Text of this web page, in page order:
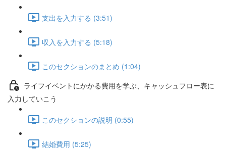
支出を入力する (3:51)
収入を入力する (5:18)
このセクションのまとめ (1:04)
ライフイベントにかかる費用を学ぶ、キャッシュフロー表に
入力していこう
このセクションの説明 (0:55)
結婚費用 (5:25)